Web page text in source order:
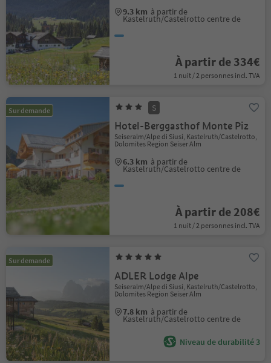
9.3 km à partir de
Kastelruth/Castelrotto centre de
À partir de 334€
1 nuit / 2 personnes incl. TVA
Sur demande S
Hotel-Berggasthof Monte Piz
Seiseralm/Alpe di Siusi, Kastelruth/Castelrotto,
Dolomites Region Seiser Alm
6.3 km à partir de
Kastelruth/Castelrotto centre de
À partir de 208€
1 nuit / 2 personnes incl. TVA
Sur demande
ADLER Lodge Alpe
Seiseralm/Alpe di Siusi, Kastelruth/Castelrotto,
Dolomites Region Seiser Alm
7.8 km à partir de
Kastelruth/Castelrotto centre de
Niveau de durabilité 3